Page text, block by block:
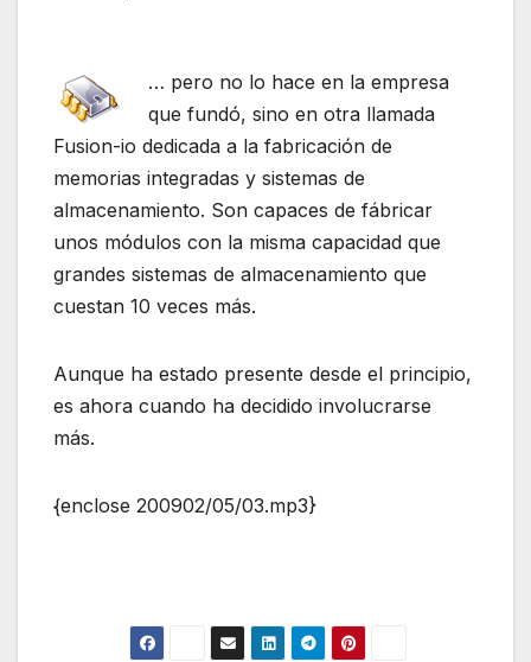
… pero no lo hace en la empresa
que fundó, sino en otra llamada
Fusion-io dedicada a la fabricación de
memorias integradas y sistemas de
almacenamiento. Son capaces de fábricar
unos módulos con la misma capacidad que
grandes sistemas de almacenamiento que
cuestan 10 veces más.
Aunque ha estado presente desde el principio,
es ahora cuando ha decidido involucrarse
más.
{enclose 200902/05/03.mp3}